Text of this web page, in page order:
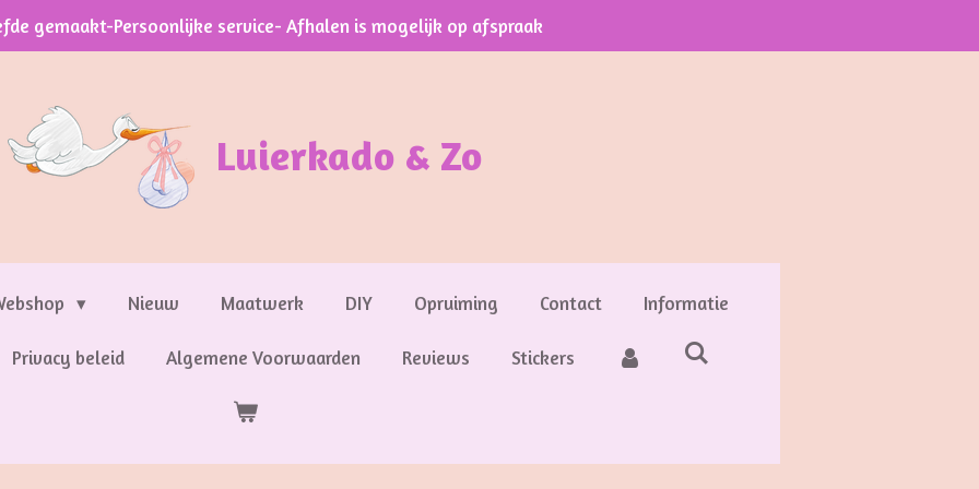
gemaakt-Persoonlijke service- Afhalen is mogelijk op afspraak
Luierkado & Zo
Nieuw Maatwerk DIY Opruiming Contact Informatie
Privacy beleid Algemene Voorwaarden Reviews Stickers